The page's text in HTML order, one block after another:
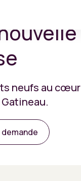
neufs au cœur
demande